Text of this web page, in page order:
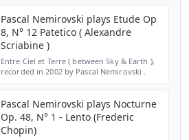
Pascal Nemirovski plays Etude Op
8, N° 12 Patetico ( Alexandre
Scriabine )
Entre Ciel et Terre ( between Sky & Earth ),
recorded in 2002 by Pascal Nemirovski .
Pascal Nemirovski plays Nocturne
Op. 48, N° 1 - Lento (Frederic
Chopin)